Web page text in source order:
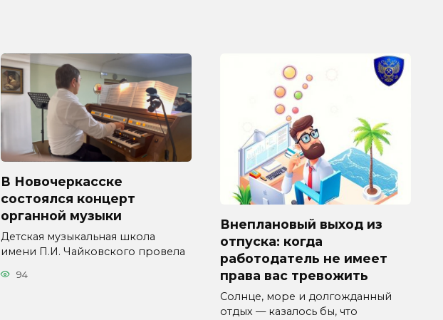
В Новочеркасске
состоялся концерт
органной музыки
Детская музыкальная школа
имени П.И. Чайковского провела
94
Внеплановый выход из
отпуска: когда
работодатель не имеет
права вас тревожить
Солнце, море и долгожданный
отдых — казалось бы, что